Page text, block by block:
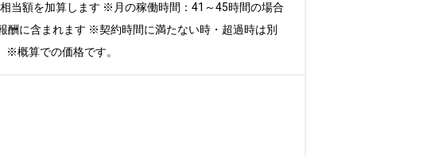
当額を加算します ※月の稼働時間：41～45時間の場合
に含まれます ※契約時間に満たない時・超過時は別
※概算での価格です。